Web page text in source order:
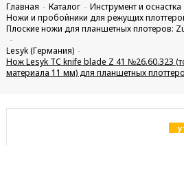
Главная Каталог
Инструмент и оснастка
Ножи и пробойники для режущих
Плоские ножи для планшетных плотеров:
Lesyk (Германия)
Нож Lesyk TC knife blade Z 41 №26.60.323
материала 11 мм) для планшетных